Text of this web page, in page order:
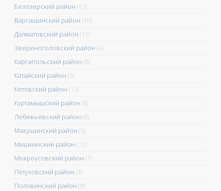
Белозерский район (12)
Варгашинский район (10)
Далматовский район (11)
Звериноголовский район (4)
Каргапольский район (8)
Катайский район (9)
Кетовский район (15)
Куртамышский район (8)
Лебяжьевский район (8)
Макушинский район (6)
Мишкинский район (12)
Мокроусовский район (7)
Петуховский район (4)
Половинский район (8)